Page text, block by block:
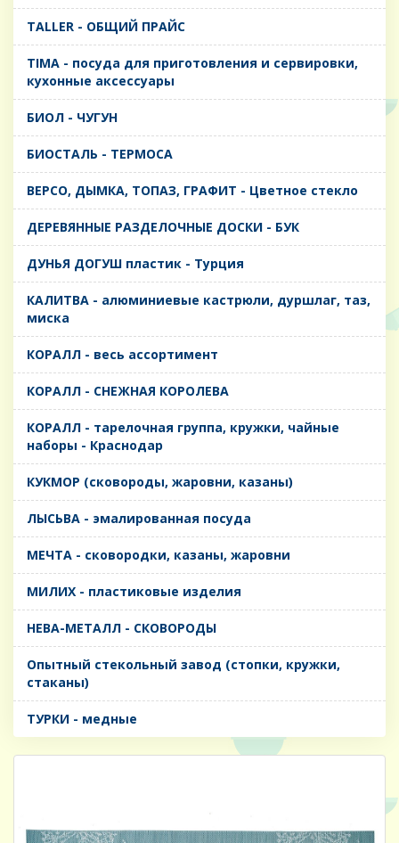
TALLER - ОБЩИЙ ПРАЙС
TIMA - посуда для приготовления и сервировки,
кухонные аксессуары
БИОЛ - ЧУГУН
БИОСТАЛЬ - ТЕРМОСА
ВЕРСО, ДЫМКА, ТОПАЗ, ГРАФИТ - Цветное стекло
ДЕРЕВЯННЫЕ РАЗДЕЛОЧНЫЕ ДОСКИ - БУК
ДУНЬЯ ДОГУШ пластик - Турция
КАЛИТВА - алюминиевые кастрюли, дуршлаг, таз,
миска
КОРАЛЛ - весь ассортимент
КОРАЛЛ - СНЕЖНАЯ КОРОЛЕВА
КОРАЛЛ - тарелочная группа, кружки, чайные
наборы - Краснодар
КУКМОР (сковороды, жаровни, казаны)
ЛЫСЬВА - эмалированная посуда
МЕЧТА - сковородки, казаны, жаровни
МИЛИХ - пластиковые изделия
НЕВА-МЕТАЛЛ - СКОВОРОДЫ
Опытный стекольный завод (стопки, кружки,
стаканы)
ТУРКИ - медные